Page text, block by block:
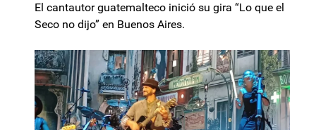
El cantautor guatemalteco inició su gira “Lo que el
Seco no dijo” en Buenos Aires.